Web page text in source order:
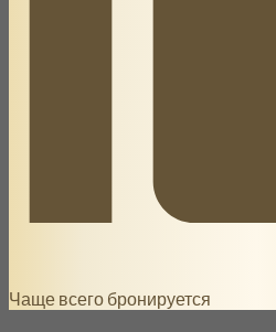
Чаще всего бронируется